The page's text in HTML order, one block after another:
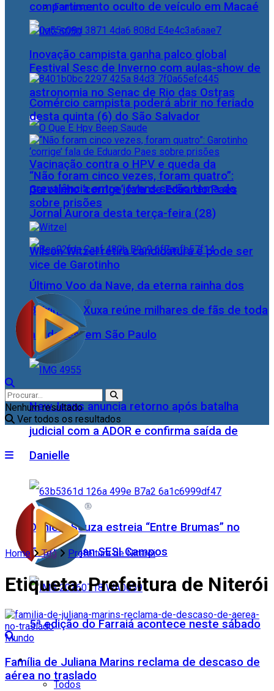
Famosos
Festival Sesc de Inverno com aulas-show de
astronomia no Senac de Rio das Ostras
Vacinação contra o HPV e queda da
prevalência entre jovens serão tema do
Jornal Aurora desta terça-feira (28)
Último Voo da Nave, da eterna rainha dos
Baixinhos, Xuxa reúne milhares de fãs de toda
as idades, em São Paulo
NewJeans anuncia retorno após batalha
judicial com a ADOR e confirma saída de
Danielle
Daniele Souza estreia “Entre Brumas” no
Teatro Firjan SESI Campos
5ª edição do Farraiá acontece neste sábado
Cidades
Todos
compartimento oculto de veículo em Macaé
Inovação campista ganha palco global
Comércio campista poderá abrir no feriado
desta quinta (6) do São Salvador
“Não foram cinco vezes, foram quatro”:
Garotinho ‘corrige’ fala de Eduardo Paes
sobre prisões
Wilson Witzel retira candidatura e pode ser
vice de Garotinho
Nenhum resultado
Ver todos os resultados
Home Tag Prefeitura de Niterói
Etiqueta:Prefeitura de Niterói
Mundo
Família de Juliana Marins reclama de descaso de
aérea no traslado